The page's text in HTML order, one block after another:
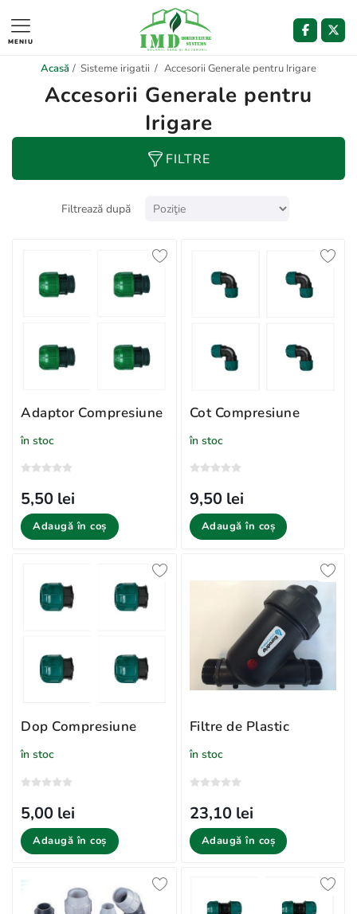
MENIU
Acasă / Sisteme irigatii / Accesorii Generale pentru Irigare
Accesorii Generale pentru
Irigare
FILTRE
Filtrează după
Adaptor Compresiune
în stoc
5,50 lei
Adaugă în coș
Cot Compresiune
în stoc
9,50 lei
Adaugă în coș
Dop Compresiune
în stoc
5,00 lei
Adaugă în coș
Filtre de Plastic
în stoc
23,10 lei
Adaugă în coș